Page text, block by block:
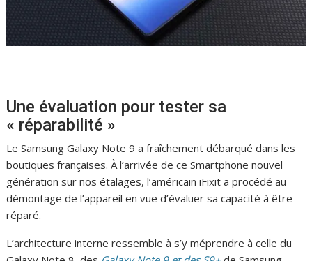
Une évaluation pour tester sa
« réparabilité »
Le Samsung Galaxy Note 9 a fraîchement débarqué dans les
boutiques françaises. À l’arrivée de ce Smartphone nouvel
génération sur nos étalages, l’américain iFixit a procédé au
démontage de l’appareil en vue d’évaluer sa capacité à être
réparé.
L’architecture interne ressemble à s’y méprendre à celle du